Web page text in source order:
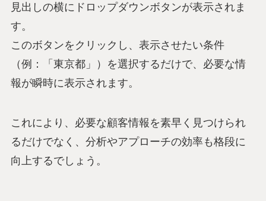
見出しの横にドロップダウンボタンが表示されま
す。
このボタンをクリックし、表示させたい条件
（例：「東京都」）を選択するだけで、必要な情
報が瞬時に表示されます。
これにより、必要な顧客情報を素早く見つけられ
るだけでなく、分析やアプローチの効率も格段に
向上するでしょう。